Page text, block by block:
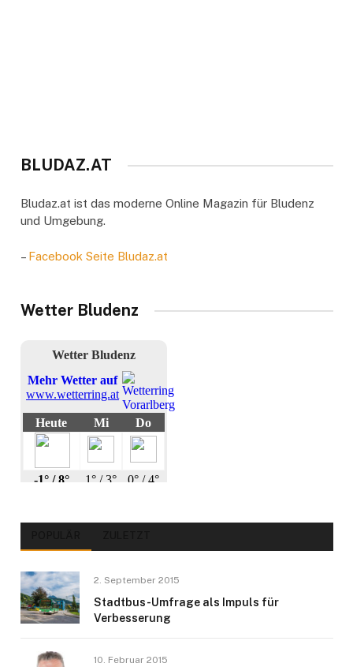
BLUDAZ.AT
Bludaz.at ist das moderne Online Magazin für Bludenz
und Umgebung.
– Facebook Seite Bludaz.at
Wetter Bludenz
2. September 2015
Stadtbus-Umfrage als Impuls für
Verbesserung
10. Februar 2015